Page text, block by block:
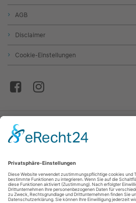
AGB
Disclaimer
Cookie-Einstellungen
© Autohaus Stanglmair GmbH &
* Die Informationen erfolgen gemäß der Pkw-
Energieverbrauchskennzeichnungsverordnung.
wurden nach dem vorgeschriebenen
harmonized Light-duty vehicles Test